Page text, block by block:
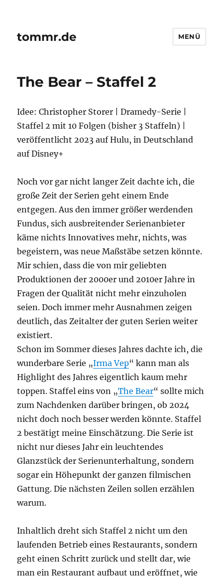
tommr.de MENÜ
The Bear – Staffel 2
Idee: Christopher Storer | Dramedy-Serie |
Staffel 2 mit 10 Folgen (bisher 3 Staffeln) |
veröffentlicht 2023 auf Hulu, in Deutschland
auf Disney+
Noch vor gar nicht langer Zeit dachte ich, die
große Zeit der Serien geht einem Ende
entgegen. Aus den immer größer werdenden
Fundus, sich ausbreitender Serienanbieter
käme nichts Innovatives mehr, nichts, was
begeistern, was neue Maßstäbe setzen könnte.
Mir schien, dass die von mir geliebten
Produktionen der 2000er und 2010er Jahre in
Fragen der Qualität nicht mehr einzuholen
seien. Doch immer mehr Ausnahmen zeigen
deutlich, das Zeitalter der guten Serien weiter
existiert.
Schon im Sommer dieses Jahres dachte ich, die
wunderbare Serie „Irma Vep“ kann man als
Highlight des Jahres eigentlich kaum mehr
toppen. Staffel eins von „The Bear“ sollte mich
zum Nachdenken darüber bringen, ob 2024
nicht doch noch besser werden könnte. Staffel
2 bestätigt meine Einschätzung. Die Serie ist
nicht nur dieses Jahr ein leuchtendes
Glanzstück der Serienunterhaltung, sondern
sogar ein Höhepunkt der ganzen filmischen
Gattung. Die nächsten Zeilen sollen erzählen
warum.
Inhaltlich dreht sich Staffel 2 nicht um den
laufenden Betrieb eines Restaurants, sondern
geht einen Schritt zurück und stellt dar, wie
man ein Restaurant aufbaut und eröffnet, wie